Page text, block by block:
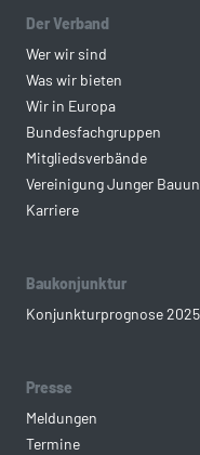
Der Verband
Wer wir sind
Was wir bieten
Wir in Europa
Bundesfachgruppen
Mitgliedsverbände
Vereinigung Junger
Karriere
Baukonjunktur
Konjunkturprognose
Presse
Meldungen
Termine